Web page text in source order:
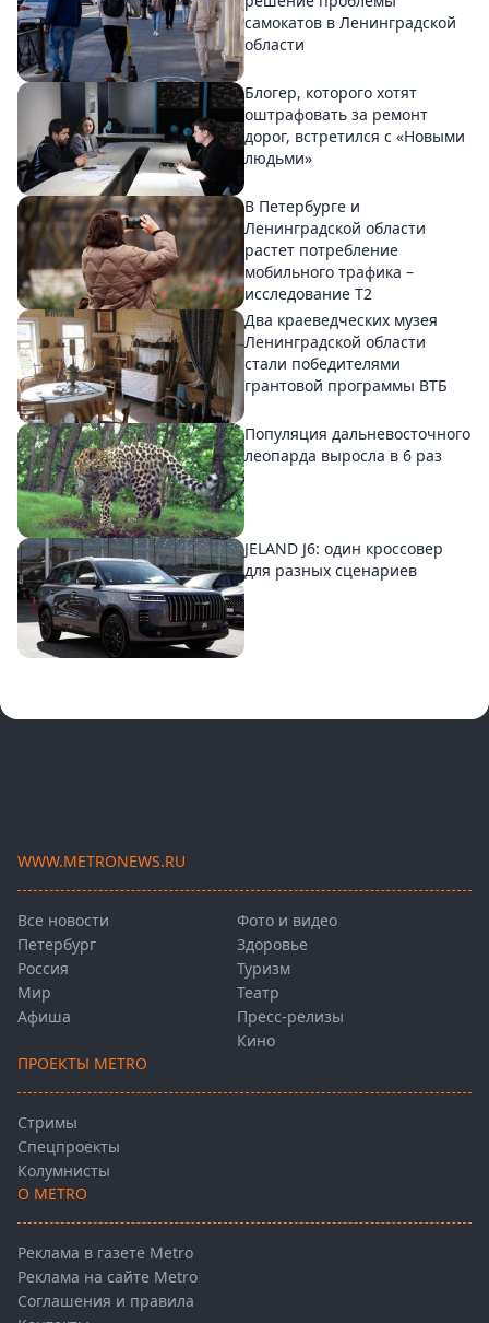
самокатов в Ленинградской
области
Блогер, которого хотят
оштрафовать за ремонт
дорог, встретился с «Новыми
людьми»
В Петербурге и
Ленинградской области
растет потребление
мобильного трафика –
исследование T2
Два краеведческих музея
Ленинградской области
стали победителями
грантовой программы ВТБ
Популяция дальневосточного
леопарда выросла в 6 раз
JELAND J6: один кроссовер
для разных сценариев
WWW.METRONEWS.RU
Все новости
Петербург
Россия
Мир
Афиша
Фото и видео
Здоровье
Туризм
Театр
Пресс-релизы
Кино
ПРОЕКТЫ METRO
Стримы
Спецпроекты
Колумнисты
О METRO
Реклама в газете Metro
Реклама на сайте Metro
Соглашения и правила